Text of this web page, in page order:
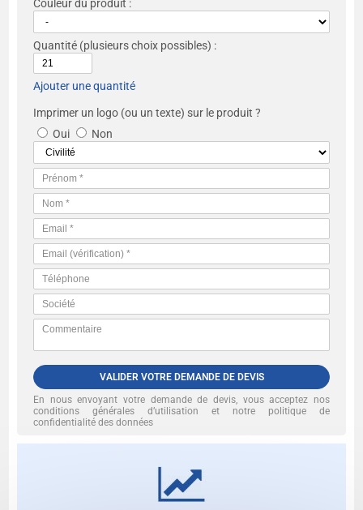
Couleur du produit :
Quantité (plusieurs choix possibles) :
Ajouter une quantité
Imprimer un logo (ou un texte) sur le produit ?
Oui
Non
VALIDER VOTRE DEMANDE DE DEVIS
En nous envoyant votre demande de devis, vous acceptez nos
conditions générales d’utilisation et notre politique de
confidentialité des données